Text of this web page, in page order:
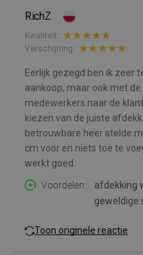
RichZ
Kwaliteit:
Verschijning:
Eerlijk gezegd ben ik zeer
aankoop, maar ook met
medewerkers naar de
kiezen van de juiste
betrouwbare heer stelde
cm voor en niets toe te
werkt goed.
Voordelen:
afdekking
geweldige
Toon originele reactie